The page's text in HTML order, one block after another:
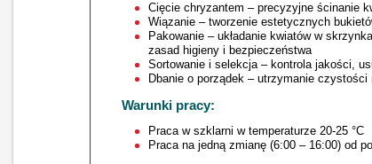
Cięcie chryzantem – precyzyjne ścinanie
Wiązanie – tworzenie estetycznych
Pakowanie – układanie kwiatów w
zasad higieny i bezpieczeństwa
Sortowanie i selekcja – kontrola jakości,
Dbanie o porządek – utrzymanie
Warunki pracy:
Praca w szklarni w temperaturze 20-25 °C
Praca na jedną zmianę (6:00 – 16:00) od